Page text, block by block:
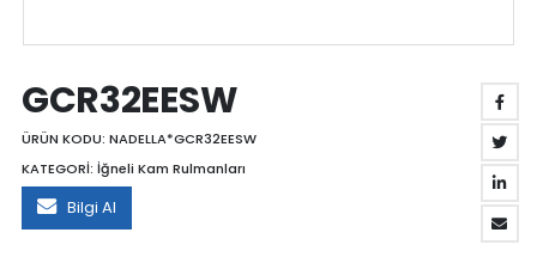
GCR32EESW
ÜRÜN KODU: NADELLA*GCR32EESW
KATEGORİ: İğneli Kam Rulmanları
Bilgi Al